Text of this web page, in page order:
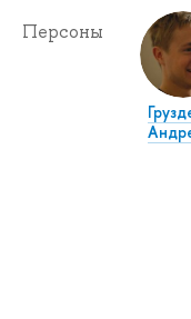
Персоны